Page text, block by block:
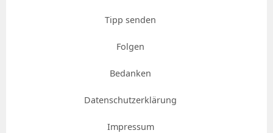
Tipp senden
Folgen
Bedanken
Datenschutzerklärung
Impressum